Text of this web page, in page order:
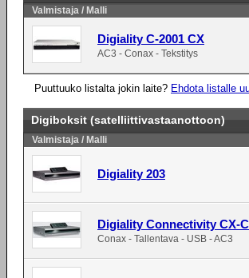
Valmistaja / Malli
Digiality C-2001 CX
AC3 - Conax - Tekstitys
Puuttuuko listalta jokin laite? Ehdota listalle
Digiboksit (satelliittivastaanottoon)
Valmistaja / Malli
Digiality 203
Digiality Connectivity CX-
Conax - Tallentava - USB - AC3